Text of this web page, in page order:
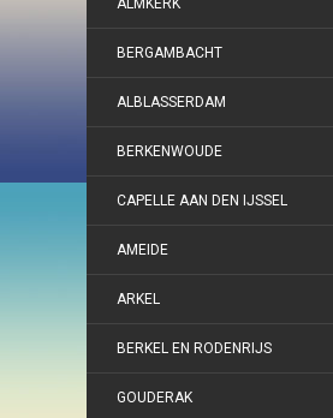
ALMKERK
BERGAMBACHT
ALBLASSERDAM
BERKENWOUDE
CAPELLE AAN DEN IJSSEL
AMEIDE
ARKEL
BERKEL EN RODENRIJS
GOUDERAK